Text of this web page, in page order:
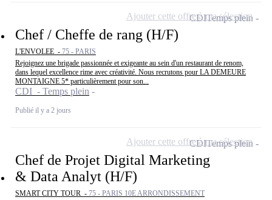
Chef / Cheffe de rang (H/F)
L'ENVOLEE - 75 - PARIS
Rejoignez une brigade passionnée et exigeante au sein d'un restaurant de renom,
dans lequel excellence rime avec créativité. Nous recrutons pour LA DEMEURE
MONTAIGNE 5* particulièrement pour son...
CDI - Temps plein
Publié il y a 2 jours
CDITemps plein
Ajouter cette offre à ma sélection
Chef de Projet Digital Marketing
& Data Analyt (H/F)
SMART CITY TOUR - 75 - PARIS 10E ARRONDISSEMENT
CDITemps plein
Ajouter cette offre à ma sélection